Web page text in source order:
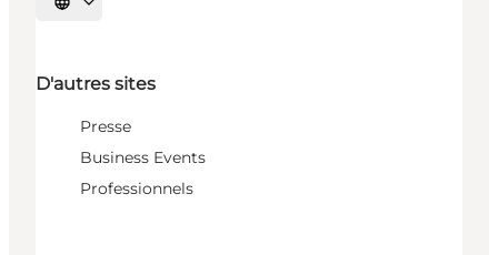
Choisissez la langue
D'autres sites
Presse
Business Events
Professionnels